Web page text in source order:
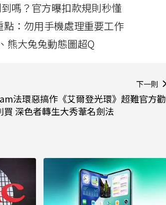
嗎？官方曝扣款規則秒懂
：勿用手機處理重要工作
熊大兔兔動態圖超Q
下一則
法環惡搞作《艾爾登光環》超難官方勸
買 深色者轉生大秀葦名劍法